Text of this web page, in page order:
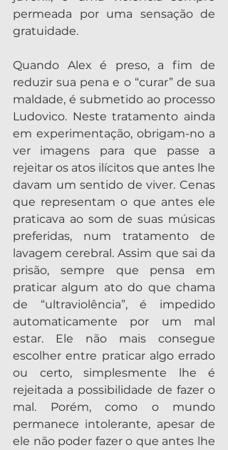
permeada por uma sensação de
gratuidade.
Quando Alex é preso, a fim de
reduzir sua pena e o “curar” de sua
maldade, é submetido ao processo
Ludovico. Neste tratamento ainda
em experimentação, obrigam-no a
ver imagens para que passe a
rejeitar os atos ilícitos que antes lhe
davam um sentido de viver. Cenas
que representam o que antes ele
praticava ao som de suas músicas
preferidas, num tratamento de
lavagem cerebral. Assim que sai da
prisão, sempre que pensa em
praticar algum ato do que chama
de “ultraviolência”, é impedido
automaticamente por um mal
estar. Ele não mais consegue
escolher entre praticar algo errado
ou certo, simplesmente lhe é
rejeitada a possibilidade de fazer o
mal. Porém, como o mundo
permanece intolerante, apesar de
ele não poder fazer o que antes lhe